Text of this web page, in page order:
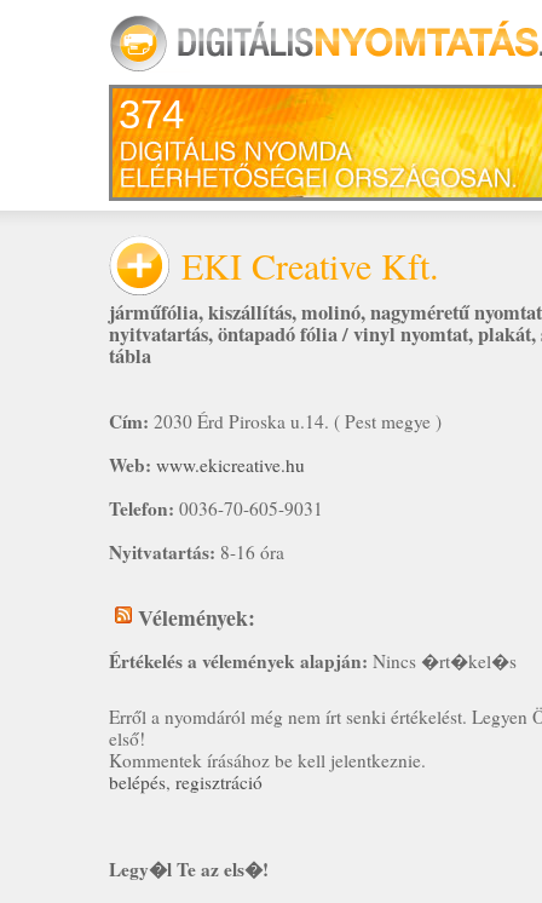
374
EKI Creative Kft.
járműfólia,kiszállítás,molinó,nagyméretű
nyitvatartás,öntapadó fólia / vinyl nyomtat,plakát,
tábla
Cím: 2030 Érd Piroska u.14. ( Pest megye )
Web: www.ekicreative.hu
Telefon: 0036-70-605-9031
Nyitvatartás: 8-16 óra
Vélemények:
Értékelés a vélemények alapján: Nincs �rt�kel�s
Erről a nyomdáról még nem írt senki értékelést. Legyen
első!
Kommentek írásához be kell jelentkeznie.
belépés, regisztráció
Legy�l Te az els�!